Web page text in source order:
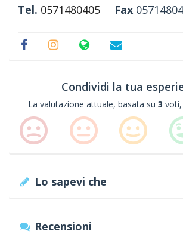
Tel. 0571480405 Fax
Condividi la tua
La valutazione attuale, basata su 3 voti,
Lo sapevi che
Recensioni